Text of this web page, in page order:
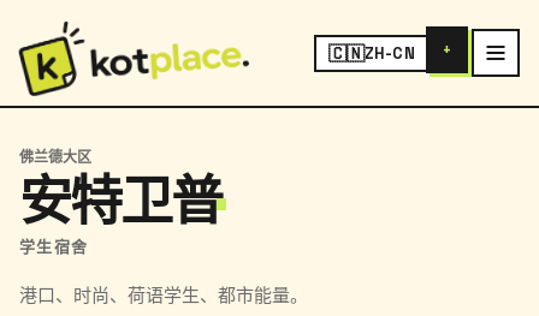
🇨🇳ZH-CN +
佛兰德大区
安特卫普
学生宿舍
港口、时尚、荷语学生、都市能量。